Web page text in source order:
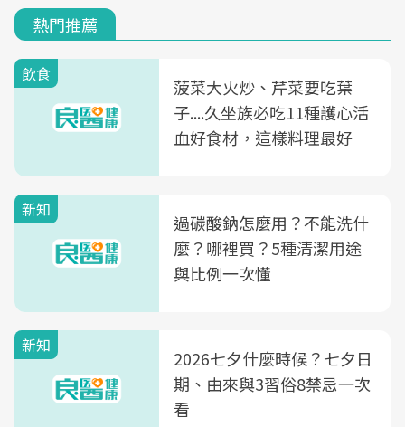
熱門推薦
飲食
菠菜大火炒、芹菜要吃葉
子....久坐族必吃11種護心活
血好食材，這樣料理最好
新知
過碳酸鈉怎麼用？不能洗什
麼？哪裡買？5種清潔用途
與比例一次懂
新知
2026七夕什麼時候？七夕日
期、由來與3習俗8禁忌一次
看